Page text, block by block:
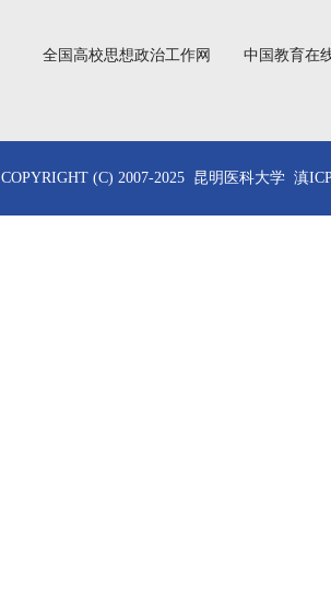
全国高校思想政治工作网
中国教育在
COPYRIGHT (C) 2007-2025 昆明医科大学 滇